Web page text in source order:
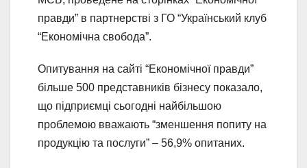
правди” в партнерстві з ГО “Український клуб
“Економічна свобода”.
Опитування на сайті “Економічної правди”
більше 500 представників бізнесу показало,
що підприємці сьогодні найбільшою
проблемою вважають “зменшення попиту на
продукцію та послуги” – 56,9% опитаних.